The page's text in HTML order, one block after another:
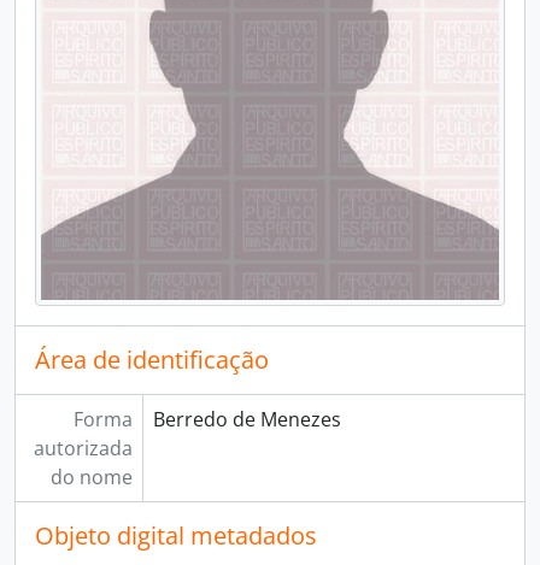
Área de identificação
Forma
autorizada
do nome
Berredo de Menezes
Objeto digital metadados